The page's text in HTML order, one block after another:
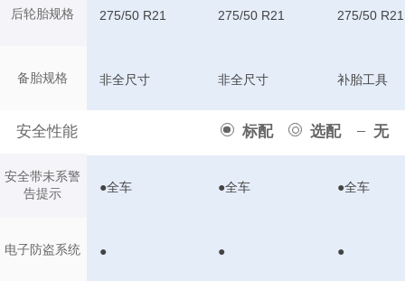
后轮胎规格
备胎规格
安全性能 标配 选配 无
安全带未系警
告提示
电子防盗系统
275/50 R21 275/50 R21 275/50 R21
非全尺寸 非全尺寸 补胎工具
●全车 ●全车 ●全车
● ● ●